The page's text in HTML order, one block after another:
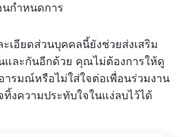
นกำหนดการ
ะเอียดส่วนบุคคลนี้ยังช่วยส่งเสริม
และกันอีกด้วย คุณไม่ต้องการให้ดู
ารมณ์หรือไม่ใส่ใจต่อเพื่อนร่วมงาน
งความประทับใจในแง่ลบไว้ได้